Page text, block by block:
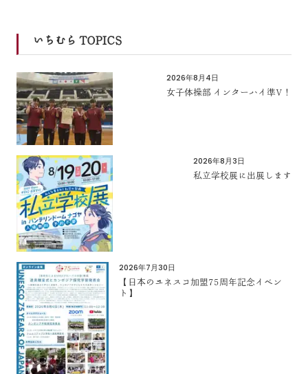
いちむら TOPICS
2026年8月4日
女子体操部 インターハイ準V！
2026年8月3日
私立学校展に出展します
2026年7月30日
【日本のユネスコ加盟75周年記念イベン
ト】